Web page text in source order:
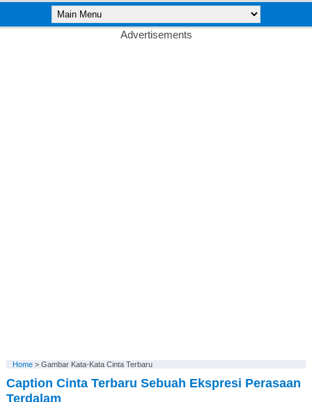
Advertisements
Home> Gambar Kata-Kata Cinta Terbaru
Caption Cinta Terbaru Sebuah Ekspresi Perasaan
Terdalam